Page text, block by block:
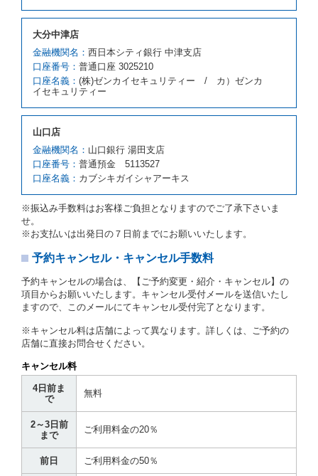
の車種クラスの貸渡料金によるものとします。
借受人は、第１項の代替レンタカーの貸渡しの申入れ
を拒絶し、予約を取り消すことができるものとしま
す。
前項の場合、第１項の貸渡しをすることができない原
因が、当社の責に帰する事由によるときには第４条第
４項の予約の取消しとして取り扱い、当社は受領済の
予約申込金を返還するものとします。
原因が、当社の責に帰さない事由による時には第４条
第５項の予約の取消しとして取り扱い、当社は受領済
の予約申込金を返還するものとします。
第６条（免責）
が締結されなかったことについて、第４条及び第５条
とします。
第３章／貸 渡 し
第７条（貸渡契約の締結）
借受人は第２条第１項に定める借受条件を明示し、当
貸渡契約を締結するものとします。ただし、貸し渡す
ことができるレンタカーがない場合又は借受人若しく
は運転者が第８条第１項若しくは第２項各号のいずれ
かに該当する場合を除きます。
貸渡契約を締結した場合、借受人は当社に第１0条第
１項に定める貸渡料金を支払うものとします。
運転者の義務と定められた事項を遵守するものとしま
す。
当社は、監督官庁の基本通達（注１）に基づき、貸渡
大分中津店
金融機関名： 西日本シティ銀行 中津支店
口座番号： 普通口座 3025210
口座名義： (株)ゼンカイセキュリティー / カ）ゼンカ
イセキュリティー
山口店
金融機関名： 山口銀行 湯田支店
口座番号： 普通預金 5113527
口座名義： カブシキガイシャアーキス
※振込み手数料はお客様ご負担となりますのでご了承下さいま
せ。
※お支払いは出発日の７日前までにお願いいたします。
予約キャンセル・キャンセル手数料
予約キャンセルの場合は、【ご予約変更・紹介・キャンセル】の
項目からお願いいたします。キャンセル受付メールを送信いたし
ますので、このメールにてキャンセル受付完了となります。
※キャンセル料は店舗によって異なります。詳しくは、ご予約の
店舗に直接お問合せください。
キャンセル料
4日前ま
で
無料
2～3日前
まで
ご利用料金の20％
前日 ご利用料金の50％